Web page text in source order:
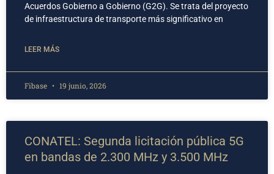
Acuerdos Gobierno a Gobierno (G2G). Se trata del proyecto
de infraestructura de transporte más significativo en
LEER MÁS
Fibase 19 junio, 2026
CONATEL: Segunda licitación pública 5G
en bandas de 2.300 MHz y 3.500 MHz